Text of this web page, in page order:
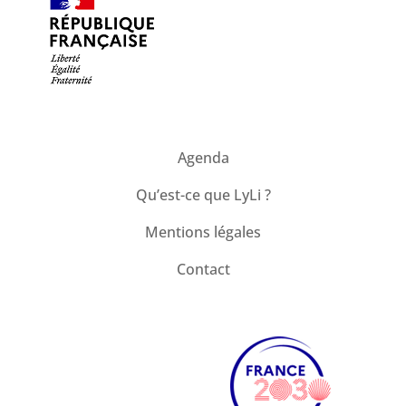
Agenda
Qu’est-ce que LyLi ?
Mentions légales
Contact